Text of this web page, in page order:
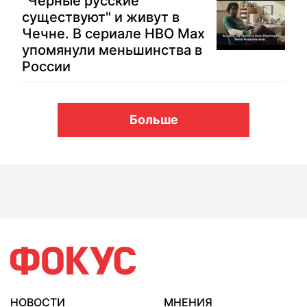
существуют" и живут в
Чечне. В сериале HBO Max
упомянули меньшинства в
России
Больше
НОВОСТИ МНЕНИЯ